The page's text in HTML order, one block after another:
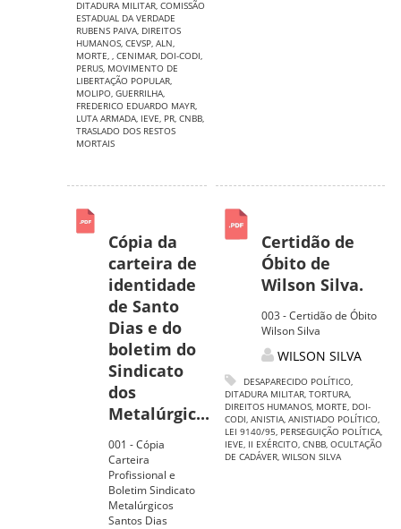
DITADURA MILITAR, COMISSÃO
ESTADUAL DA VERDADE
RUBENS PAIVA, DIREITOS
HUMANOS, CEVSP, ALN,
MORTE, , CENIMAR, DOI-CODI,
PERUS, MOVIMENTO DE
LIBERTAÇÃO POPULAR,
MOLIPO, GUERRILHA,
FREDERICO EDUARDO MAYR,
LUTA ARMADA, IEVE, PR, CNBB,
TRASLADO DOS RESTOS
MORTAIS
Cópia da
carteira de
identidade
de Santo
Dias e do
boletim do
Sindicato
dos
Metalúrgic...
001 - Cópia
Carteira
Profissional e
Boletim Sindicato
Metalúrgicos
Santos Dias
Certidão de
Óbito de
Wilson Silva.
003 - Certidão de Óbito
Wilson Silva
WILSON SILVA
DESAPARECIDO POLÍTICO,
DITADURA MILITAR, TORTURA,
DIREITOS HUMANOS, MORTE, DOI-
CODI, ANISTIA, ANISTIADO POLÍTICO,
LEI 9140/95, PERSEGUIÇÃO POLÍTICA,
IEVE, II EXÉRCITO, CNBB, OCULTAÇÃO
DE CADÁVER, WILSON SILVA